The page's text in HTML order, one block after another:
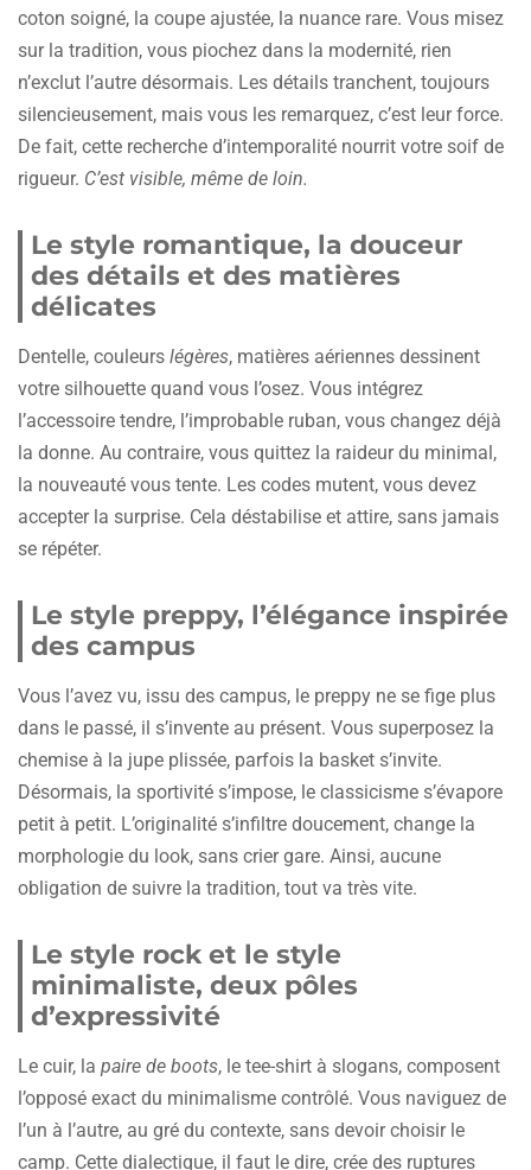
coton soigné, la coupe ajustée, la nuance rare. Vous misez
sur la tradition, vous piochez dans la modernité, rien
n’exclut l’autre désormais. Les détails tranchent, toujours
silencieusement, mais vous les remarquez, c’est leur force.
De fait, cette recherche d’intemporalité nourrit votre soif de
rigueur. C’est visible, même de loin.
Le style romantique, la douceur
des détails et des matières
délicates
Dentelle, couleurs légères, matières aériennes dessinent
votre silhouette quand vous l’osez. Vous intégrez
l’accessoire tendre, l’improbable ruban, vous changez déjà
la donne. Au contraire, vous quittez la raideur du minimal,
la nouveauté vous tente. Les codes mutent, vous devez
accepter la surprise. Cela déstabilise et attire, sans jamais
se répéter.
Le style preppy, l’élégance inspirée
des campus
Vous l’avez vu, issu des campus, le preppy ne se fige plus
dans le passé, il s’invente au présent. Vous superposez la
chemise à la jupe plissée, parfois la basket s’invite.
Désormais, la sportivité s’impose, le classicisme s’évapore
petit à petit. L’originalité s’infiltre doucement, change la
morphologie du look, sans crier gare. Ainsi, aucune
obligation de suivre la tradition, tout va très vite.
Le style rock et le style
minimaliste, deux pôles
d’expressivité
Le cuir, la paire de boots, le tee-shirt à slogans, composent
l’opposé exact du minimalisme contrôlé. Vous naviguez de
l’un à l’autre, au gré du contexte, sans devoir choisir le
camp. Cette dialectique, il faut le dire, crée des ruptures